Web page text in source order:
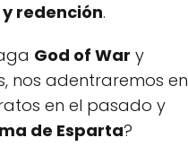
redención.
God of War y
nos adentraremos en
en el pasado y
de Esparta?